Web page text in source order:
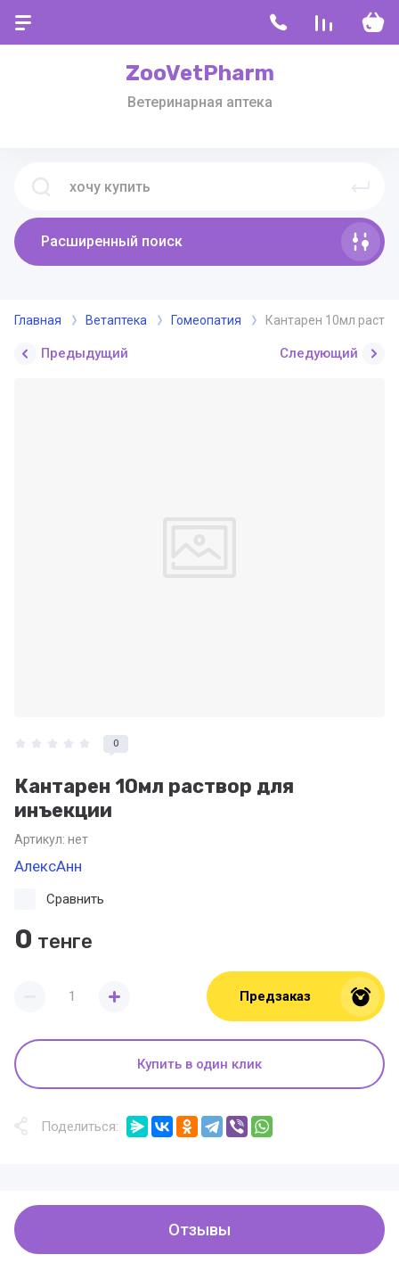
ZooVetPharm
Ветеринарная аптека
Расширенный поиск
Главная Ветаптека Гомеопатия Кантарен 10мл
Предыдущий Следующий
0
Кантарен 10мл раствор для
инъекции
Артикул: нет
АлексАнн
0 тенге
Сравнить
Предзаказ
Купить в один клик
Поделиться:
Отзывы